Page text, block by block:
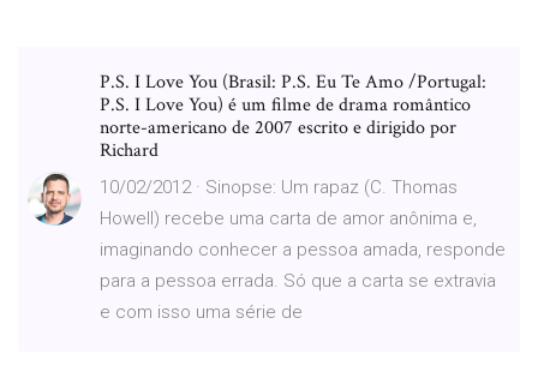
P.S. I Love You (Brasil: P.S. Eu Te Amo /Portugal:
P.S. I Love You) é um filme de drama romântico
norte-americano de 2007 escrito e dirigido por
Richard
10/02/2012 · Sinopse: Um rapaz (C. Thomas
Howell) recebe uma carta de amor anônima e,
imaginando conhecer a pessoa amada, responde
para a pessoa errada. Só que a carta se extravia
e com isso uma série de